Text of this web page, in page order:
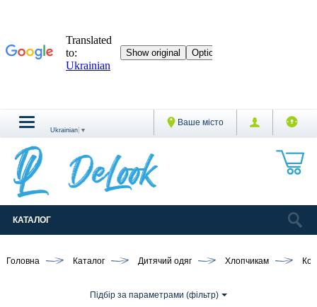
Ваше місто
Ukrainian ▼
КАТАЛОГ
Головна Каталог Дитячий одяг Хлопчикам
Підбір за параметрами (фільтр)